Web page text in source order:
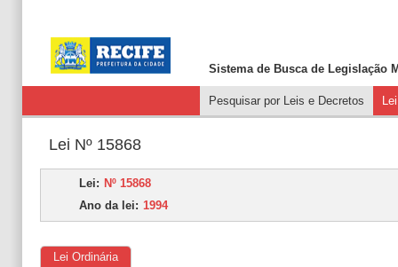
Sistema de Busca de Legislação
Pesquisar por Leis e Decretos
Lei Nº 15868
Lei: Nº 15868
Ano da lei: 1994
Lei Ordinária